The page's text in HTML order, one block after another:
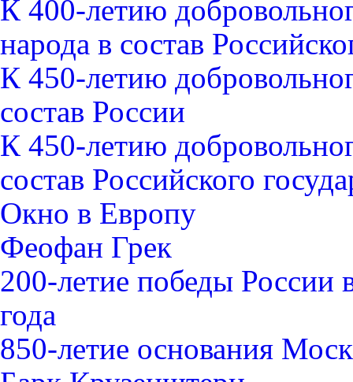
К 400-летию
народа в состав
К 450-летию
состав России
К 450-летию
состав Российского
Окно в Европу
Феофан Грек
200-летие победы России
года
850-летие основания